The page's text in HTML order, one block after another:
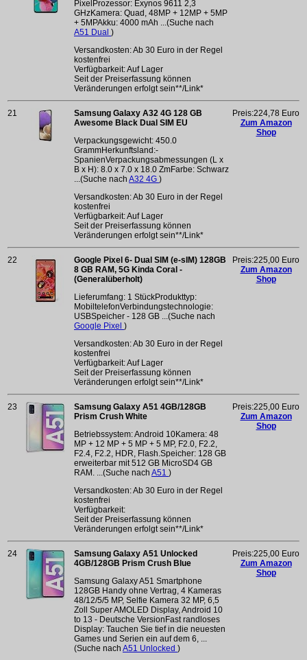
PixelProzessor: Exynos 9611 2,3
GHzKamera: Quad, 48MP + 12MP + 5MP
+ 5MPAkku: 4000 mAh ...(Suche nach
A51 Dual )
Versandkosten: Ab 30 Euro in der Regel
kostenfrei
Verfügbarkeit: Auf Lager
Seit der Preiserfassung können
Veränderungen erfolgt sein**/Link*
21
Samsung Galaxy A32 4G 128 GB
Awesome Black Dual SIM EU
Verpackungsgewicht: 450.0
GrammHerkunftsland:-
SpanienVerpackungsabmessungen (L x
B x H): 8.0 x 7.0 x 18.0 ZmFarbe: Schwarz
...(Suche nach A32 4G )
Versandkosten: Ab 30 Euro in der Regel
kostenfrei
Verfügbarkeit: Auf Lager
Seit der Preiserfassung können
Veränderungen erfolgt sein**/Link*
Preis:224,78 Euro
Zum Amazon
Shop
22
Google Pixel 6- Dual SIM (e-sIM) 128GB
8 GB RAM, 5G Kinda Coral -
(Generalüberholt)
Lieferumfang: 1 StückProdukttyp:
MobiltelefonVerbindungstechnologie:
USBSpeicher - 128 GB ...(Suche nach
Google Pixel )
Versandkosten: Ab 30 Euro in der Regel
kostenfrei
Verfügbarkeit: Auf Lager
Seit der Preiserfassung können
Veränderungen erfolgt sein**/Link*
Preis:225,00 Euro
Zum Amazon
Shop
23
Samsung Galaxy A51 4GB/128GB
Prism Crush White
Betriebssystem: Android 10Kamera: 48
MP + 12 MP + 5 MP + 5 MP, F2.0, F2.2,
F2.4, F2.2, HDR, Flash.Speicher: 128 GB
erweiterbar mit 512 GB MicroSD4 GB
RAM. ...(Suche nach A51 )
Versandkosten: Ab 30 Euro in der Regel
kostenfrei
Verfügbarkeit:
Seit der Preiserfassung können
Veränderungen erfolgt sein**/Link*
Preis:225,00 Euro
Zum Amazon
Shop
24
Samsung Galaxy A51 Unlocked
4GB/128GB Prism Crush Blue
Samsung Galaxy A51 Smartphone
128GB Handy ohne Vertrag, 4 Kameras
48/12/5/5 MP, Selfie Kamera 32 MP, 6,5
Zoll Super AMOLED Display, Android 10
to 13 - Deutsche VersionFast randloses
Display: Tauchen Sie tief in die neuesten
Games und Serien ein auf dem 6, ...
(Suche nach A51 Unlocked )
Preis:225,00 Euro
Zum Amazon
Shop